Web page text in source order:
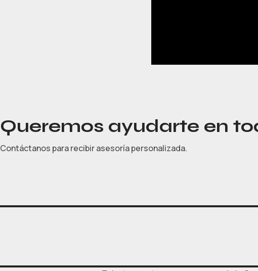
Queremos ayudarte en
Contáctanos para recibir asesoría personalizada.